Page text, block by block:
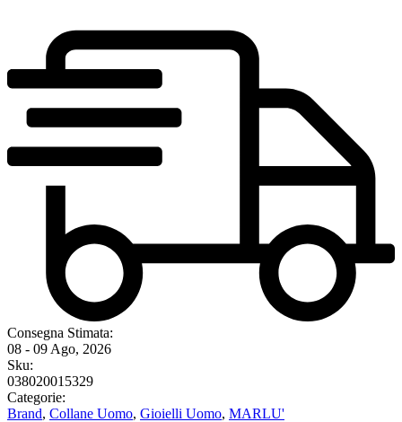
Consegna Stimata:
08 - 09 Ago, 2026
Sku:
038020015329
Categorie:
Brand, Collane Uomo, Gioielli Uomo, MARLU'